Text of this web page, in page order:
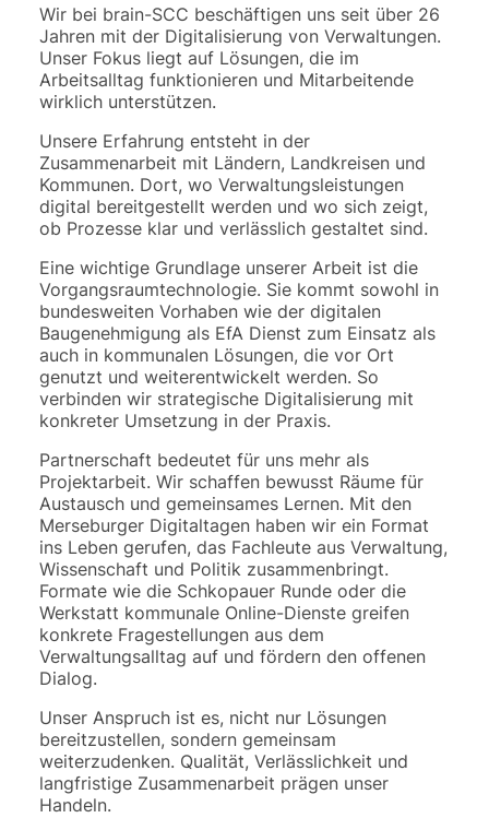
Wir bei brain-SCC beschäftigen uns seit über 26
Jahren mit der Digitalisierung von Verwaltungen.
Unser Fokus liegt auf Lösungen, die im
Arbeitsalltag funktionieren und Mitarbeitende
wirklich unterstützen.
Unsere Erfahrung entsteht in der
Zusammenarbeit mit Ländern, Landkreisen und
Kommunen. Dort, wo Verwaltungsleistungen
digital bereitgestellt werden und wo sich zeigt,
ob Prozesse klar und verlässlich gestaltet sind.
Eine wichtige Grundlage unserer Arbeit ist die
Vorgangsraumtechnologie. Sie kommt sowohl in
bundesweiten Vorhaben wie der digitalen
Baugenehmigung als EfA Dienst zum Einsatz als
auch in kommunalen Lösungen, die vor Ort
genutzt und weiterentwickelt werden. So
verbinden wir strategische Digitalisierung mit
konkreter Umsetzung in der Praxis.
Partnerschaft bedeutet für uns mehr als
Projektarbeit. Wir schaffen bewusst Räume für
Austausch und gemeinsames Lernen. Mit den
Merseburger Digitaltagen haben wir ein Format
ins Leben gerufen, das Fachleute aus Verwaltung,
Wissenschaft und Politik zusammenbringt.
Formate wie die Schkopauer Runde oder die
Werkstatt kommunale Online-Dienste greifen
konkrete Fragestellungen aus dem
Verwaltungsalltag auf und fördern den offenen
Dialog.
Unser Anspruch ist es, nicht nur Lösungen
bereitzustellen, sondern gemeinsam
weiterzudenken. Qualität, Verlässlichkeit und
langfristige Zusammenarbeit prägen unser
Handeln.